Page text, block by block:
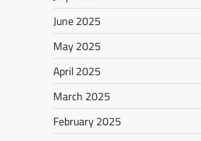
June 2025
May 2025
April 2025
March 2025
February 2025